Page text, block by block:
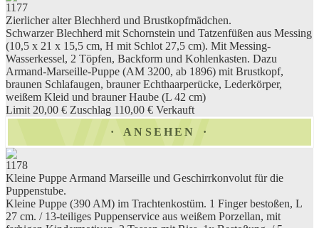
1177
Zierlicher alter Blechherd und Brustkopfmädchen.
Schwarzer Blechherd mit Schornstein und Tatzenfüßen aus Messing
(10,5 x 21 x 15,5 cm, H mit Schlot 27,5 cm). Mit Messing-
Wasserkessel, 2 Töpfen, Backform und Kohlenkasten. Dazu
Armand-Marseille-Puppe (AM 3200, ab 1896) mit Brustkopf,
braunen Schlafaugen, brauner Echthaarperücke, Lederkörper,
weißem Kleid und brauner Haube (L 42 cm)
Limit 20,00 € Zuschlag 110,00 € Verkauft
ANSEHEN
1178
Kleine Puppe Armand Marseille und Geschirrkonvolut für die
Puppenstube.
Kleine Puppe (390 AM) im Trachtenkostüm. 1 Finger bestoßen, L
27 cm. / 13-teiliges Puppenservice aus weißem Porzellan, mit